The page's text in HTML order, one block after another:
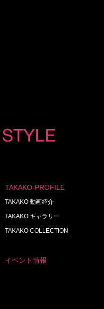
TAKAKO-PROFILE
TAKAKO 動画紹介
TAKAKO ギャラリー
TAKAKO COLLECTION
イベント情報